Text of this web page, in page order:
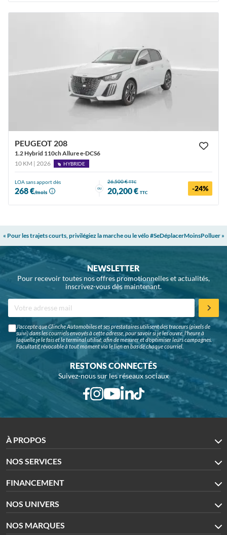
PEUGEOT 208
1.2 Hybrid 110ch Allure e-DCS6
10 KM | 2026
HYBRIDE
LOA sans apport dès
268 €/mois
ou
26,500 €TTC
20,200 € TTC -24%
« Pour les trajets courts, privilégiez la marche ou le vélo #SeDéplacerMoinsPolluer »
NEWSLETTER
Pour recevoir toutes nos offres promotionnelles et actualités,
inscrivez-vous dès maintenant.
J'accepte que Glinche Automobiles et ses prestataires utilisent des traceurs (pixels de
suivi) dans les courriels envoyés à cette adresse, pour savoir si je les ouvre, l'heure à
laquelle je le fais et le terminal utilisé, afin de mesurer et d'optimiser leurs campagnes.
Facultatif, révocable à tout moment via le lien en bas de chaque courriel.
RESTONS CONNECTÉS
Suivez-nous sur les réseaux sociaux
À PROPOS
NOS SERVICES
FINANCEMENT
NOS UNIVERS
NOS MARQUES